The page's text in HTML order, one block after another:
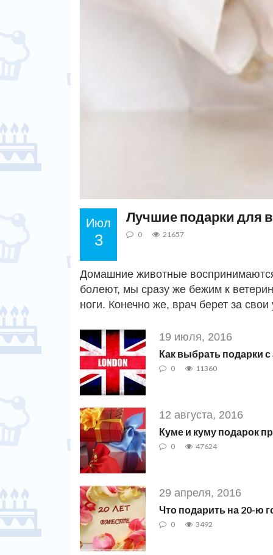
Июл
3
Лучшие подарки для
0 21657
Домашние животные
болеют, мы сразу же бежим к
ноги. Конечно же, врач берет за
19 июля, 2016
Как выбрать подарки
0 11360
12 августа, 2016
Куме и куму подарок
0 47624
29 апреля, 2016
Что подарить на 20-ю
0 3492